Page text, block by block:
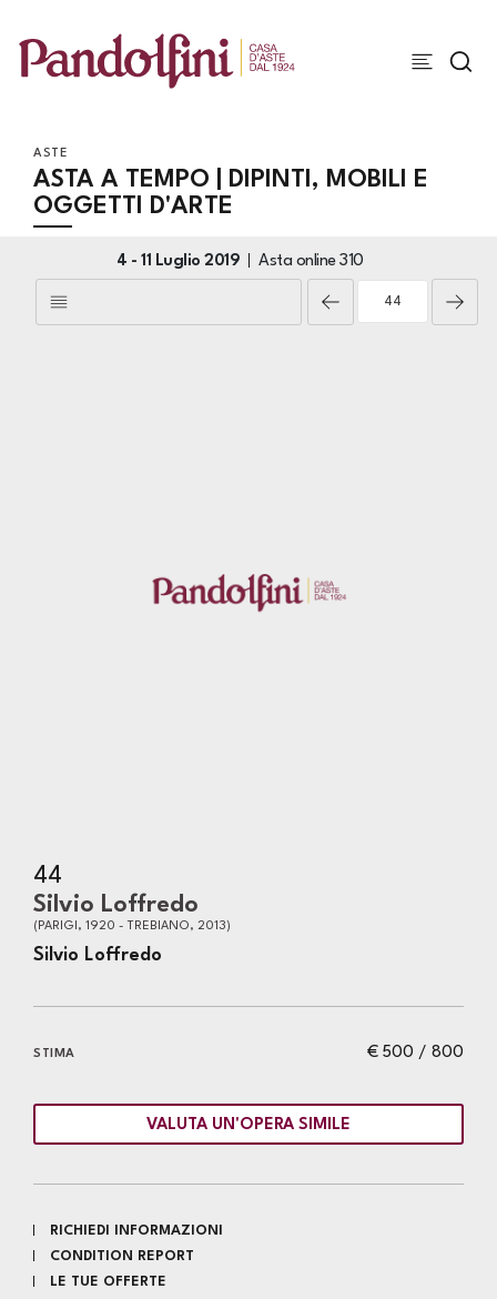
ASTE
ASTA A TEMPO | DIPINTI, MOBILI E
OGGETTI D'ARTE
4 -11 Luglio 2019 Asta online310
44
Silvio Loffredo
(PARIGI, 1920 - TREBIANO, 2013)
Silvio Loffredo
€ 500 / 800
STIMA
VALUTA UN'OPERA SIMILE
RICHIEDI INFORMAZIONI
CONDITION REPORT
LE TUE OFFERTE